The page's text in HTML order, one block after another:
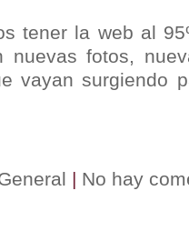
tener la web al
nuevas fotos,
vayan surgiendo
| No hay